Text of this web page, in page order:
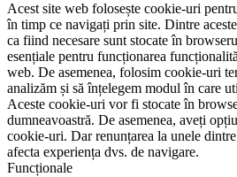
Acest site web folosește cookie-uri
în timp ce navigați prin site. Dintre
ca fiind necesare sunt stocate în
esențiale pentru funcționarea
web. De asemenea, folosim cookie-uri
analizăm și să înțelegem modul în care
Aceste cookie-uri vor fi stocate în
dumneavoastră. De asemenea, aveți
cookie-uri. Dar renunțarea la unele
afecta experiența dvs. de navigare.
Funcționale